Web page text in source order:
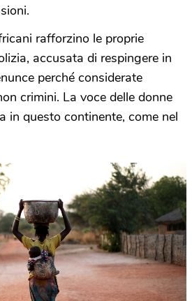
rafforzino le proprie
accusata di respingere in
perché considerate
crimini. La voce delle donne
in questo continente, come nel